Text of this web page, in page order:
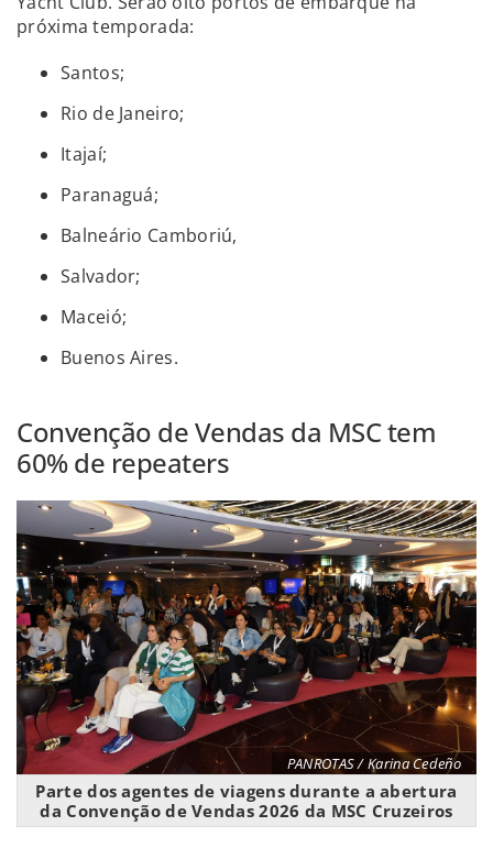
próxima temporada:
Santos;
Rio de Janeiro;
Itajaí;
Paranaguá;
Balneário Camboriú,
Salvador;
Maceió;
Buenos Aires.
Convenção de Vendas da MSC tem
60% de repeaters
PANROTAS / Karina Cedeño
Parte dos agentes de viagens durante a abertura
da Convenção de Vendas 2026 da MSC Cruzeiros